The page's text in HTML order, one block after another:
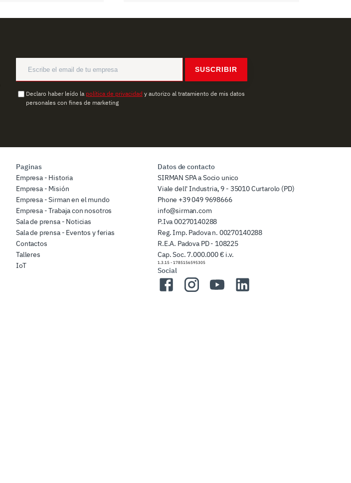
SUSCRIBIR
Declaro haber leído la política de privacidad y autorizo al tratamiento de mis datos
personales con fines de marketing
Paginas
Empresa - Historia
Empresa - Misión
Empresa - Sirman en el mundo
Empresa - Trabaja con nosotros
Sala de prensa - Noticias
Sala de prensa - Eventos y ferias
Contactos
Talleres
IoT
Datos de contacto
SIRMAN SPA a Socio unico
Viale dell' Industria, 9 - 35010 Curtarolo (PD)
Phone +39 049 9698666
info@sirman.com
P.Iva 00270140288
Reg. Imp. Padova n. 00270140288
R.E.A. Padova PD - 108225
Cap. Soc. 7.000.000 € i.v.
1.3.15 - 1785156595305
Social
FacebookInstagramYouTubeLinkedIn